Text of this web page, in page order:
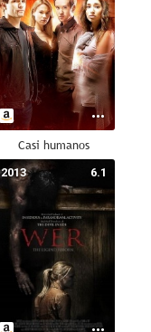
Casi humanos
6.1
2013